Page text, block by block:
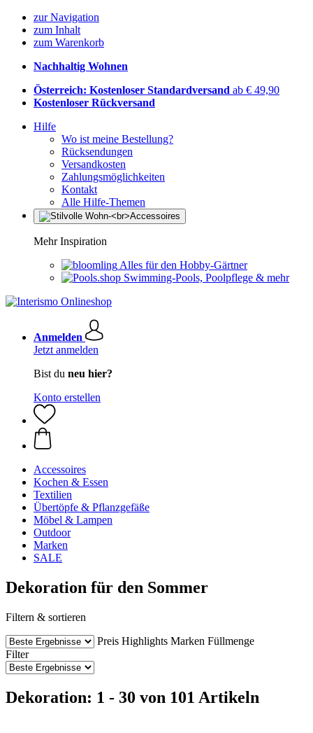
zur Navigation
zum Inhalt
zum Warenkorb
Nachhaltig Wohnen
Österreich: Kostenloser Standardversand ab € 49,90
Kostenloser Rückversand
Hilfe
Wo ist meine Bestellung?
Rücksendungen
Versandkosten
Zahlungsmöglichkeiten
Kontakt
Alle Hilfe-Themen
Mehr Inspiration
Alles für den Hobby-Gärtner
Swimming-Pools, Poolpflege & mehr
Anmelden
Jetzt anmelden
Bist du neu hier?
Konto erstellen
Accessoires
Kochen & Essen
Textilien
Übertöpfe & Pflanzgefäße
Möbel & Lampen
Outdoor
Marken
SALE
Dekoration für den Sommer
Filtern & sortieren
Preis Highlights Marken Füllmenge
Filter
Dekoration: 1 - 30 von 101 Artikeln